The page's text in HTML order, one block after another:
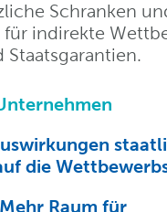
Schranken
für indirekte
die
Raum für